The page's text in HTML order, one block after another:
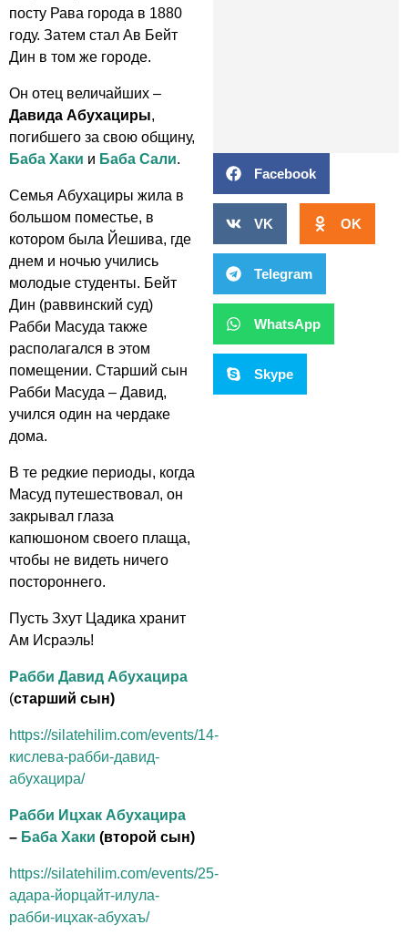
посту Рава города в 1880
году. Затем стал Ав Бейт
Дин в том же городе.
Он отец величайших –
Давида Абухациры,
погибшего за свою общину,
Баба Хаки и Баба Сали.
Семья Абухациры жила в
большом поместье, в
котором была Йешива, где
днем и ночью учились
молодые студенты. Бейт
Дин (раввинский суд)
Рабби Масуда также
располагался в этом
помещении. Старший сын
Рабби Масуда – Давид,
учился один на чердаке
дома.
В те редкие периоды, когда
Масуд путешествовал, он
закрывал глаза
капюшоном своего плаща,
чтобы не видеть ничего
постороннего.
Пусть Зхут Цадика хранит
Ам Исраэль!
Рабби Давид Абухацира
(старший сын)
https://silatehilim.com/events/14-
кислева-рабби-давид-
абухацира/
Рабби Ицхак Абухацира
– Баба Хаки (второй сын)
https://silatehilim.com/events/25-
адара-йорцайт-илула-
рабби-ицхак-абухаъ/
Facebook
VK OK
Telegram
WhatsApp
Skype